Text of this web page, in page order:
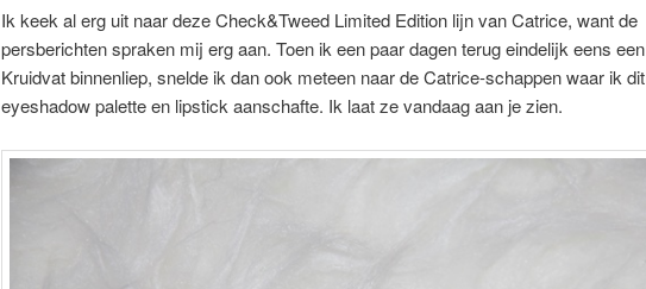
Ik keek al erg uit naar deze Check&Tweed Limited Edition lijn van Catrice, want de
persberichten spraken mij erg aan. Toen ik een paar dagen terug eindelijk eens een
Kruidvat binnenliep, snelde ik dan ook meteen naar de Catrice-schappen waar ik dit
eyeshadow palette en lipstick aanschafte. Ik laat ze vandaag aan je zien.